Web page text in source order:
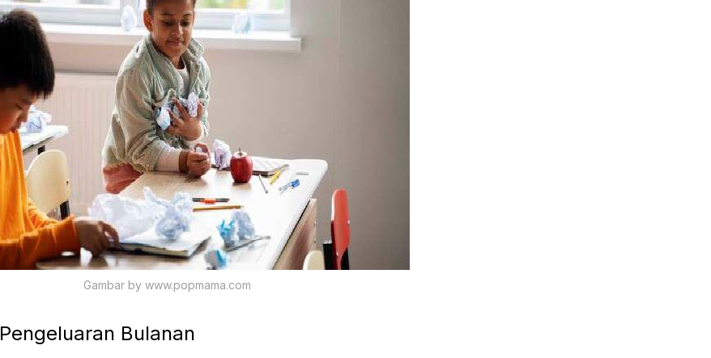
Gambar by www.popmama.com
Bulanan